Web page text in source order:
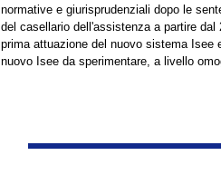
normative e giurisprudenziali dopo le
del casellario dell'assistenza a partire
prima attuazione del nuovo sistema Isee
nuovo Isee da sperimentare, a livello